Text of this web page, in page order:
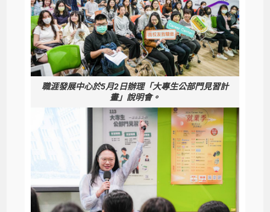
職涯發展中心於5月2日辦理「大專生公部門見習計
畫」說明會。